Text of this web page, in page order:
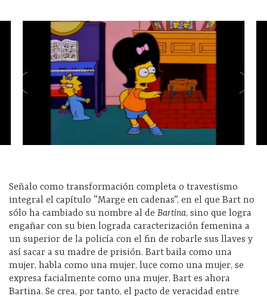
Señalo como transformación completa o travestismo
integral el capítulo “Marge en cadenas”, en el que Bart no
sólo ha cambiado su nombre al de Bartina, sino que logra
engañar con su bien lograda caracterización femenina a
un superior de la policía con el fin de robarle sus llaves y
así sacar a su madre de prisión. Bart baila como una
mujer, habla como una mujer, luce como una mujer, se
expresa facialmente como una mujer, Bart es ahora
Bartina. Se crea, por tanto, el pacto de veracidad entre